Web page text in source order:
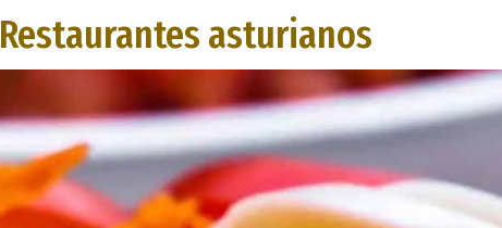
Restaurantes asturianos